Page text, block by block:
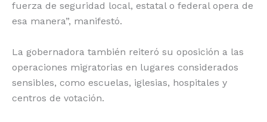
fuerza de seguridad local, estatal o federal opera de
esa manera”, manifestó.
La gobernadora también reiteró su oposición a las
operaciones migratorias en lugares considerados
sensibles, como escuelas, iglesias, hospitales y
centros de votación.